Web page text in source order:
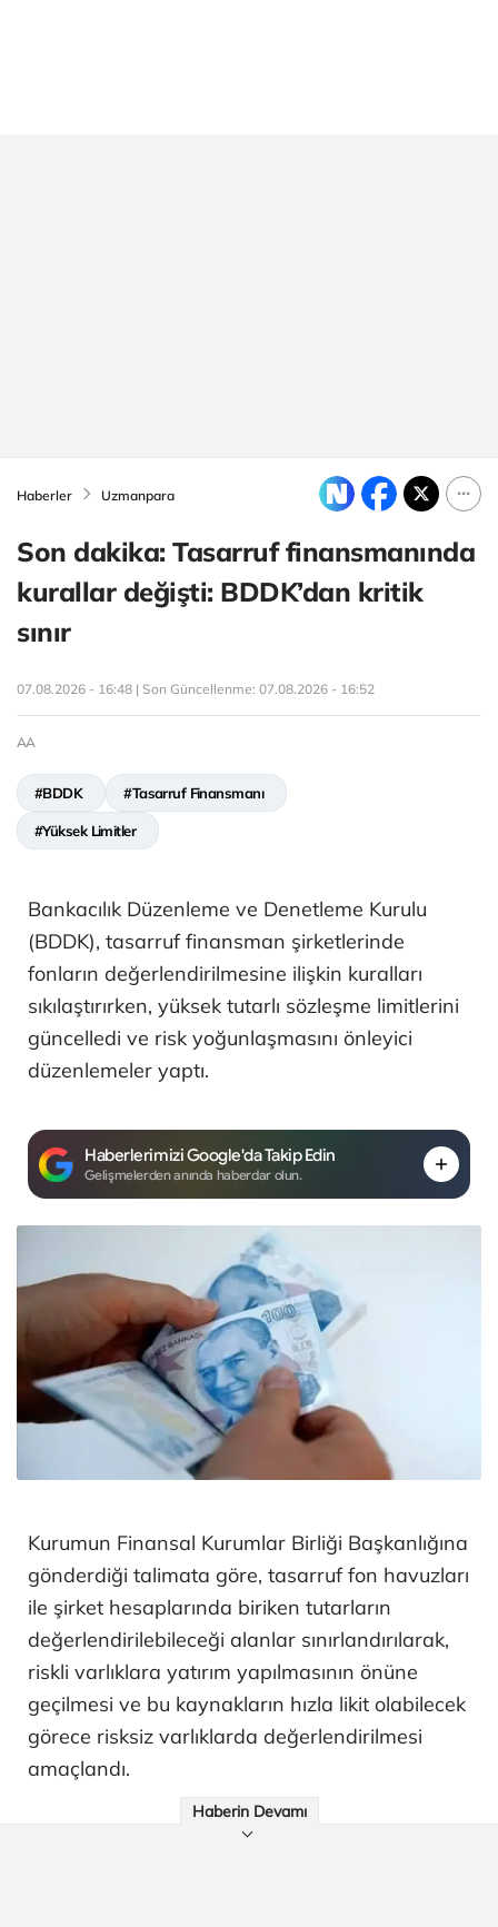
Haberler Uzmanpara
Son dakika: Tasarruf finansmanında
kurallar değişti: BDDK’dan kritik
sınır
07.08.2026 - 16:48 | Son Güncellenme: 07.08.2026 - 16:52
AA
#BDDK #Tasarruf Finansmanı
#Yüksek Limitler
Bankacılık Düzenleme ve Denetleme Kurulu
(BDDK), tasarruf finansman şirketlerinde
fonların değerlendirilmesine ilişkin kuralları
sıkılaştırırken, yüksek tutarlı sözleşme limitlerini
güncelledi ve risk yoğunlaşmasını önleyici
düzenlemeler yaptı.
Haberlerimizi Google'da Takip Edin
Gelişmelerden anında haberdar olun.
Kurumun Finansal Kurumlar Birliği Başkanlığına
gönderdiği talimata göre, tasarruf fon havuzları
ile şirket hesaplarında biriken tutarların
değerlendirilebileceği alanlar sınırlandırılarak,
riskli varlıklara yatırım yapılmasının önüne
geçilmesi ve bu kaynakların hızla likit olabilecek
görece risksiz varlıklarda değerlendirilmesi
amaçlandı.
Haberin Devamı